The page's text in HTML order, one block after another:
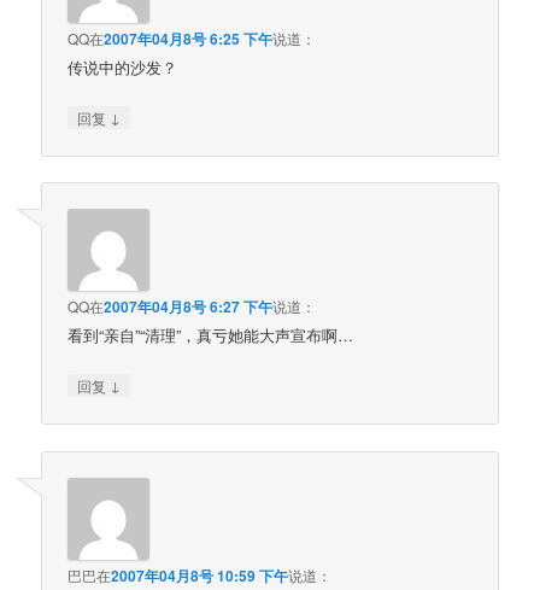
QQ在2007年04月8号 6:25 下午说道：
传说中的沙发？
回复 ↓
QQ在2007年04月8号 6:27 下午说道：
看到“亲自”“清理”，真亏她能大声宣布啊…
回复 ↓
巴巴在2007年04月8号 10:59 下午说道：